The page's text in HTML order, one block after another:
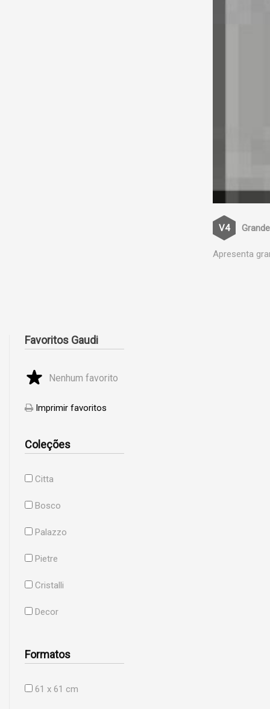
Apresenta
Favoritos Gaudi
Nenhum favorito
Imprimir favoritos
Coleções
Citta
Bosco
Palazzo
Pietre
Cristalli
Decor
Formatos
61 x 61 cm